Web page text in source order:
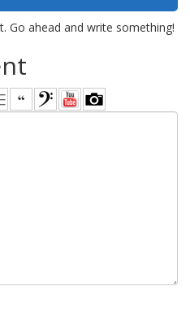
Go ahead and write something!